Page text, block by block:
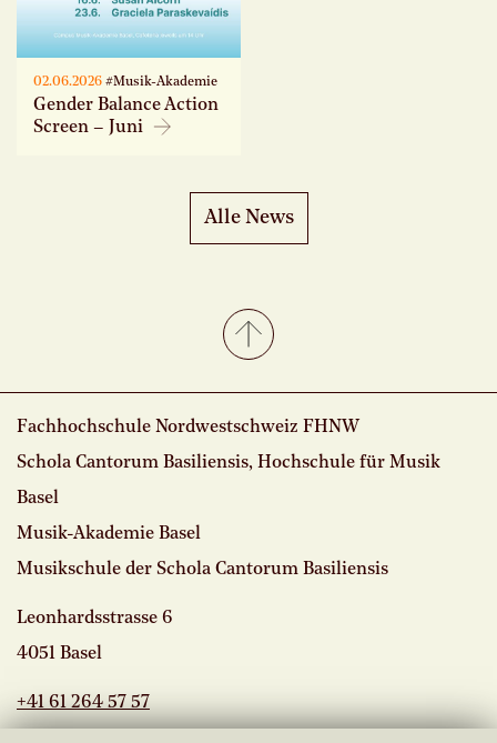
02.06.2026 #Musik-Akademie
Gender Balance Action
Screen – Juni
Alle News
Fachhochschule Nordwestschweiz FHNW
Schola Cantorum Basiliensis, Hochschule für Musik
Basel
Musik-Akademie Basel
Musikschule der Schola Cantorum Basiliensis
Leonhardsstrasse 6
4051 Basel
+41 61 264 57 57